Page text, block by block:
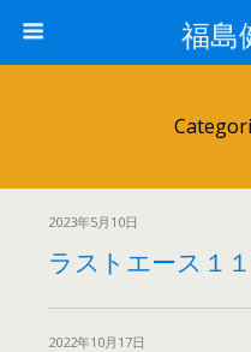
福島
2023年5月10日
ラストエース１
2022年10月17日